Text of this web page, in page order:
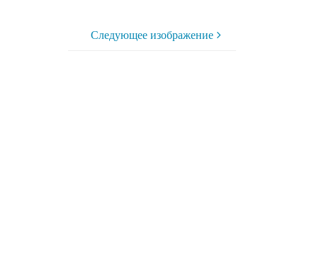
Следующее изображение